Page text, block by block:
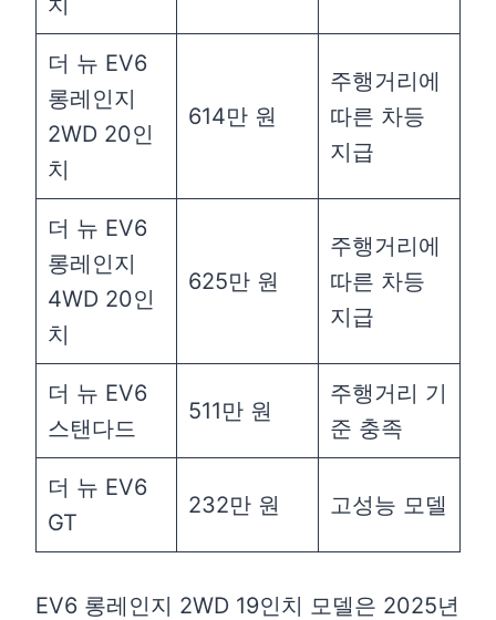
더 뉴 EV6
롱레인지
2WD 20인
치
614만 원
주행거리에
따른 차등
지급
더 뉴 EV6
롱레인지
4WD 20인
치
625만 원
주행거리에
따른 차등
지급
더 뉴 EV6
스탠다드
511만 원
주행거리 기
준 충족
더 뉴 EV6
GT
232만 원 고성능 모델
EV6 롱레인지 2WD 19인치 모델은 2025년